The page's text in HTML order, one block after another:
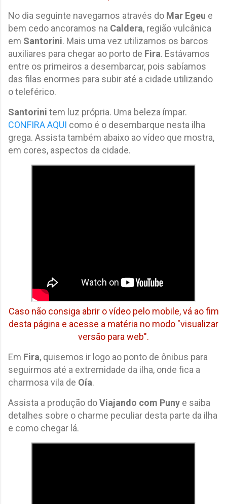
No dia seguinte navegamos através do Mar Egeu e
bem cedo ancoramos na Caldera, região vulcânica
em Santorini. Mais uma vez utilizamos os barcos
auxiliares para chegar ao porto de Fira. Estávamos
entre os primeiros a desembarcar, pois sabíamos
das filas enormes para subir até a cidade utilizando
o teleférico.
Santorini tem luz própria. Uma beleza ímpar.
CONFIRA AQUI como é o desembarque nesta ilha
grega. Assista também abaixo ao vídeo que mostra,
em cores, aspectos da cidade.
Caso não consiga abrir o vídeo pelo mobile, vá ao fim
desta página e acesse a matéria no modo "visualizar
versão para web".
Em Fira, quisemos ir logo ao ponto de ônibus para
seguirmos até a extremidade da ilha, onde fica a
charmosa vila de Oía.
Assista a produção doViajando com Puny e saiba
detalhes sobre o charme peculiar desta parte da ilha
e como chegar lá.